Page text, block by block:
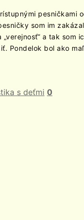
pesničkami
som im
a tak som
Pondelok bol ako
s deťmi 0